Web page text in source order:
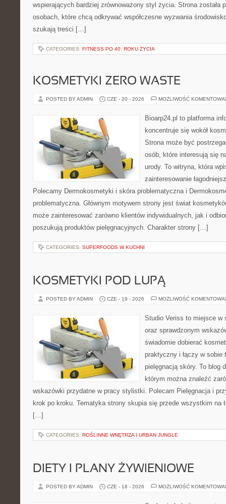
wspierających bardziej zrównoważony styl życia. Strona została
osobach, które chcą odkrywać współczesne wyzwania
szukają treści […]
CATEGORIES: FITNESS PO 40. ROKU ŻYCIA
KOSMETYKI ZERO WASTE
POSTED BY ADMIN CZE - 20 - 2026 MOŻLIWOŚĆ
Bioarp24.pl to platforma
koncentruje się wokół
Strona może być
osób, które interesują się
urody. To witryna, która
zainteresowanie
Polecamy Dermokosmetyki i skóra problematyczna i
problematyczna. Głównym motywem strony jest świat
może zainteresować zarówno klientów indywidualnych, jak i
poszukują produktów pielęgnacyjnych. Charakter strony […]
CATEGORIES: SUPERFOODS W KUCHNI
KOSMETYKI POD LUPĄ
POSTED BY ADMIN CZE - 19 - 2026 MOŻLIWOŚĆ
Studio Veriss to miejsce w
oraz sprawdzonym
świadomie dobierać
praktyczny i łączy w sobie
pielęgnacją skóry. To blog
którym można znaleźć
wskazówki przydatne w pracy stylistki. Polecam Pielęgnacja i
krok po kroku. Tematyka strony skupia się przede wszystkim na
[…]
CATEGORIES: ROŚLINNE WNĘTRZA I URBAN JUNGLE
DIETY I PLANY ŻYWIENIOWE
POSTED BY ADMIN CZE - 18 - 2026 MOŻLIWOŚĆ